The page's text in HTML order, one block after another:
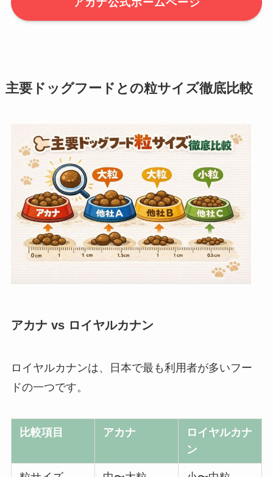
主要ドッグフードとの粒サイズ徹底比較
アカナ vs ロイヤルカナン
ロイヤルカナンは、日本で最も利用者が多いフー
ドの一つです。
比較項目 アカナ
ロイヤルカナ
ン